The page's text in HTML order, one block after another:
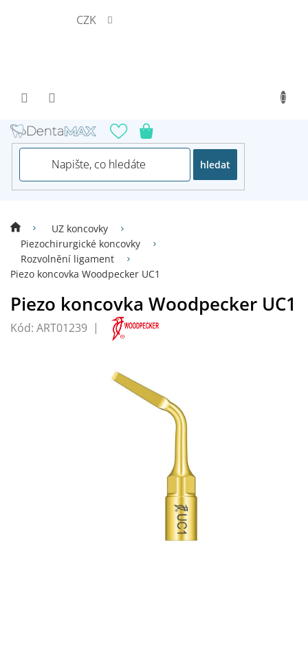
CZK
hledat
UZ koncovky
Piezochirurgické koncovky
Rozvolnění ligament
Piezo koncovka Woodpecker UC1
Piezo koncovka Woodpecker UC1
Kód: ART01239